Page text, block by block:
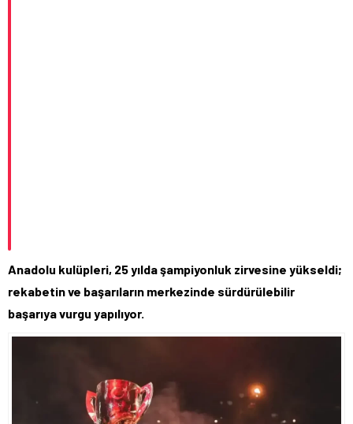
Anadolu kulüpleri, 25 yılda şampiyonluk zirvesine yükseldi;
rekabetin ve başarıların merkezinde sürdürülebilir
başarıya vurgu yapılıyor.